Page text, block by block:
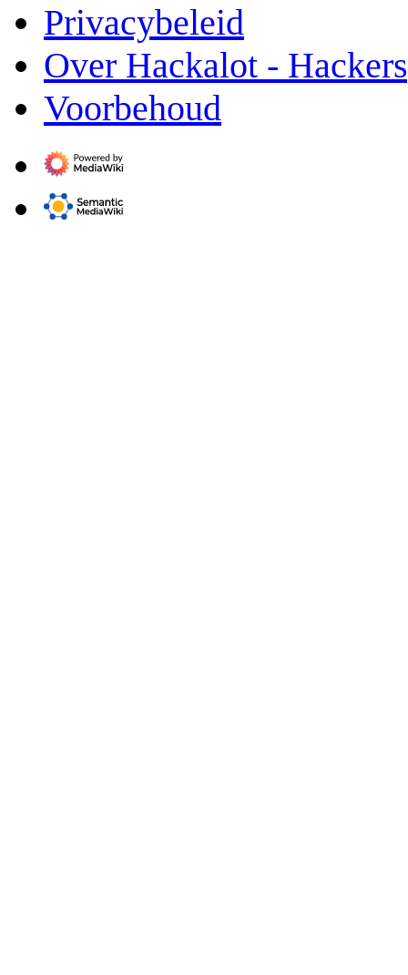
Privacybeleid
Over Hackalot -
Voorbehoud